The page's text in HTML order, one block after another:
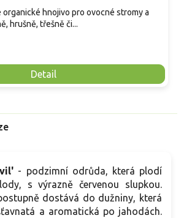
Detail
hnojivo pro ovocné stromy a
hrušně, třešně či...
- podzimní odrůda, která plodí
s výrazně červenou slupkou.
dostává do dužniny, která
a aromatická po jahodách.